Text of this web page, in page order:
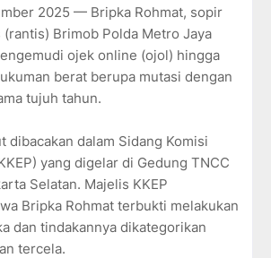
2025 — Bripka Rohmat, sopir
(rantis) Brimob Polda Metro Jaya
ojek online (ojol) hingga
berat berupa mutasi dengan
tujuh tahun.
dibacakan dalam Sidang Komisi
yang digelar di Gedung TNCC
Selatan. Majelis KKEP
Bripka Rohmat terbukti melakukan
dan tindakannya dikategorikan
tercela.